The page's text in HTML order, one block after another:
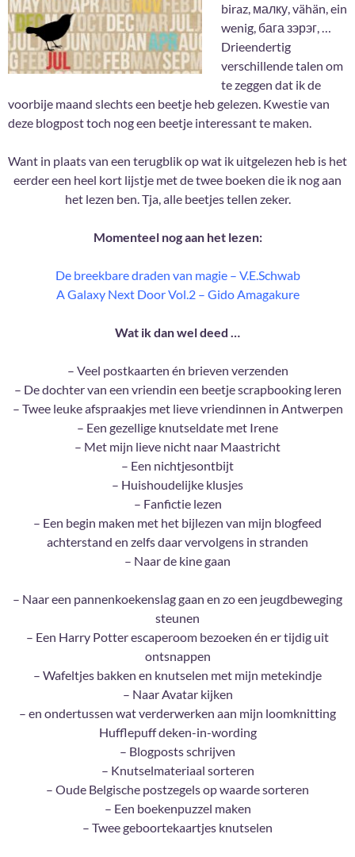
biraz, малку, vähän, ein
wenig, бага зэрэг, …
Drieendertig
verschillende talen om
te zeggen dat ik de
voorbije maand slechts een beetje heb gelezen. Kwestie van
deze blogpost toch nog een beetje interessant te maken.
Want in plaats van een terugblik op wat ik uitgelezen heb is het
eerder een heel kort lijstje met de twee boeken die ik nog aan
het lezen ben. Tja, alle beetjes tellen zeker.
Momenteel nog aan het lezen:
De breekbare draden van magie – V.E.Schwab
A Galaxy Next Door Vol.2 – Gido Amagakure
Wat ik dan wel deed …
– Veel postkaarten én brieven verzenden
– De dochter van een vriendin een beetje scrapbooking leren
– Twee leuke afspraakjes met lieve vriendinnen in Antwerpen
– Een gezellige knutseldate met Irene
– Met mijn lieve nicht naar Maastricht
– Een nichtjesontbijt
– Huishoudelijke klusjes
– Fanfictie lezen
– Een begin maken met het bijlezen van mijn blogfeed
achterstand en zelfs daar vervolgens in stranden
– Naar de kine gaan
– Naar een pannenkoekenslag gaan en zo een jeugdbeweging
steunen
– Een Harry Potter escaperoom bezoeken én er tijdig uit
ontsnappen
– Wafeltjes bakken en knutselen met mijn metekindje
– Naar Avatar kijken
– en ondertussen wat verderwerken aan mijn loomknitting
Hufflepuff deken-in-wording
– Blogposts schrijven
– Knutselmateriaal sorteren
– Oude Belgische postzegels op waarde sorteren
– Een boekenpuzzel maken
– Twee geboortekaartjes knutselen